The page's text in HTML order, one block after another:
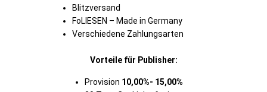
Blitzversand
FoLIESEN – Made in Germany
Verschiedene Zahlungsarten
Vorteile für Publisher:
Provision 10,00%- 15,00%